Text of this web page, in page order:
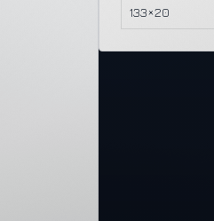
133×20